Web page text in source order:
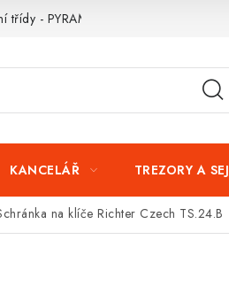
třídy - PYRAMIDA BEZPEČNOSTI
KANCELÁŘ TREZORY A
na klíče Richter Czech TS.24.B